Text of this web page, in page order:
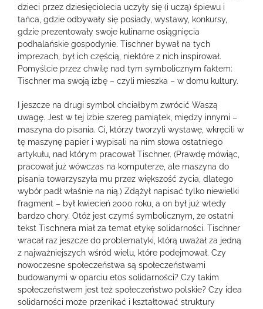
dzieci przez dziesięciolecia uczyły się (i uczą) śpiewu i
tańca, gdzie odbywały się posiady, wystawy, konkursy,
gdzie prezentowały swoje kulinarne osiągnięcia
podhalańskie gospodynie. Tischner bywał na tych
imprezach, był ich częścią, niektóre z nich inspirował.
Pomyślcie przez chwilę nad tym symbolicznym faktem:
Tischner ma swoją izbę – czyli mieszka – w domu kultury.
I jeszcze na drugi symbol chciałbym zwrócić Waszą
uwagę. Jest w tej izbie szereg pamiątek, między innymi –
maszyna do pisania. Ci, którzy tworzyli wystawę, wkręcili w
tę maszynę papier i wypisali na nim słowa ostatniego
artykułu, nad którym pracował Tischner. (Prawdę mówiąc,
pracował już wówczas na komputerze, ale maszyna do
pisania towarzyszyła mu przez większość życia, dlatego
wybór padł właśnie na nią.) Zdążył napisać tylko niewielki
fragment – był kwiecień 2000 roku, a on był już wtedy
bardzo chory. Otóż jest czymś symbolicznym, że ostatni
tekst Tischnera miał za temat etykę solidarności. Tischner
wracał raz jeszcze do problematyki, którą uważał za jedną
z najważniejszych wśród wielu, które podejmował. Czy
nowoczesne społeczeństwa są społeczeństwami
budowanymi w oparciu etos solidarności? Czy takim
społeczeństwem jest też społeczeństwo polskie? Czy idea
solidarności może przenikać i kształtować struktury